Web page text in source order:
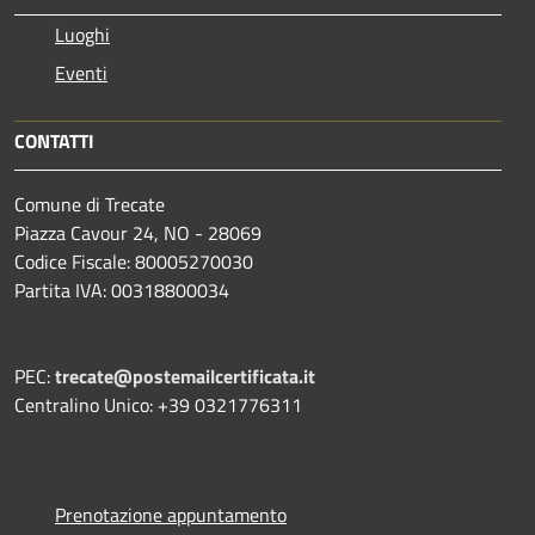
Luoghi
Eventi
CONTATTI
Comune di Trecate
Piazza Cavour 24, NO - 28069
Codice Fiscale: 80005270030
Partita IVA: 00318800034
PEC:trecate@postemailcertificata.it
Centralino Unico: +39 0321776311
Prenotazione appuntamento